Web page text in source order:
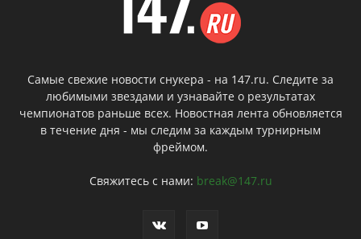
Самые свежие новости снукера - на 147.ru. Следите за
любимыми звездами и узнавайте о результатах
чемпионатов раньше всех. Новостная лента обновляется
в течение дня - мы следим за каждым турнирным
фреймом.
Свяжитесь с нами: break@147.ru